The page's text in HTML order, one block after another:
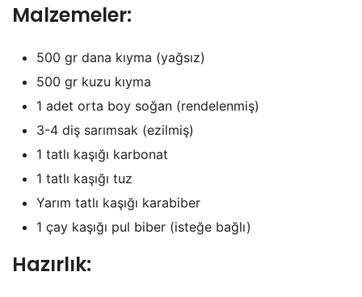
Malzemeler:
500 gr dana kıyma (yağsız)
500 gr kuzu kıyma
1 adet orta boy soğan (rendelenmiş)
3-4 diş sarımsak (ezilmiş)
1 tatlı kaşığı karbonat
1 tatlı kaşığı tuz
Yarım tatlı kaşığı karabiber
1 çay kaşığı pul biber (isteğe bağlı)
Hazırlık: